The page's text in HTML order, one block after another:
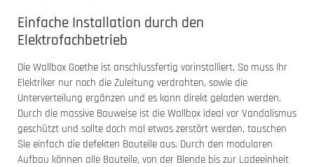
Einfache Installation durch den
Elektrofachbetrieb
Die Wallbox Goethe ist anschlussfertig vorinstalliert. So muss Ihr
Elektriker nur noch die Zuleitung verdrahten, sowie die
Unterverteilung ergänzen und es kann direkt geladen werden.
Durch die massive Bauweise ist die Wallbox ideal vor Vandalismus
geschützt und sollte doch mal etwas zerstört werden, tauschen
Sie einfach die defekten Bauteile aus. Durch den modularen
Aufbau können alle Bauteile, von der Blende bis zur Ladeeinheit